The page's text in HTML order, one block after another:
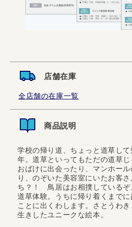
店舗在庫
全店舗の在庫一覧
商品説明
学校の帰り道、ちょっと道草し
年。道草といってもただの道草
おばけに出会ったり、マンホー
り、のぞいた美容室にいたお客
ち？！ 鳥居はお相撲しているぞ
道草体験。うちに帰り着くまで
ことに出くわします。さとうわ
生きしたユニークな絵本。